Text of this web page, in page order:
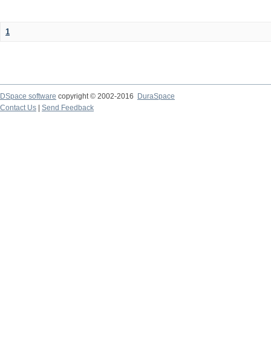
1
DSpace software copyright © 2002-2016
DuraSpace
Contact Us
Send Feedback